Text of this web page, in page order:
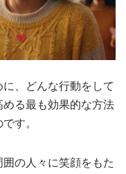
、どんな行動をして
る最も効果的な方法
す。
の人々に笑顔をもた